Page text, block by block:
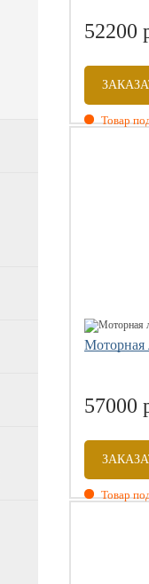
52200
Товар
Моторная
57000
Товар